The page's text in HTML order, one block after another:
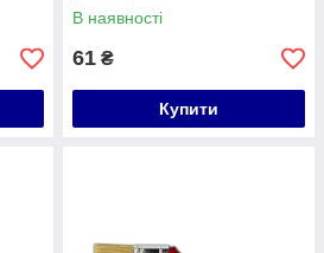
В наявності
61 ₴
Купити